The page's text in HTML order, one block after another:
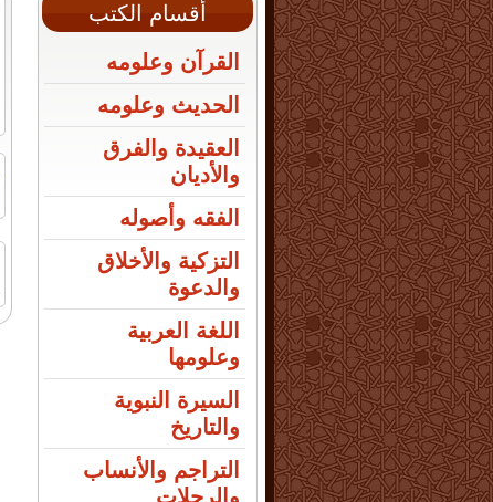
أقسام الكتب
القرآن وعلومه
الحديث وعلومه
العقيدة والفرق
والأديان
الفقه وأصوله
التزكية والأخلاق
والدعوة
اللغة العربية
وعلومها
السيرة النبوية
والتاريخ
التراجم والأنساب
والرحلات